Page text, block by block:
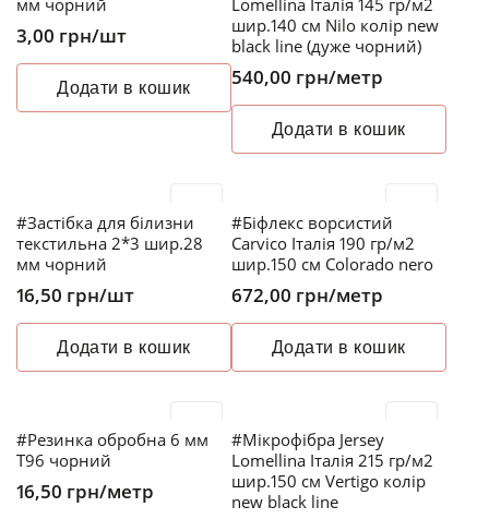
мм чорний
3,00 грн/шт
Додати в кошик
Lomellina Італія 145 гр/м2
шир.140 см Nilo колір new
black line (дуже чорний)
540,00 грн/метр
Додати в кошик
#Застібка для білизни
текстильна 2*3 шир.28
мм чорний
16,50 грн/шт
Додати в кошик
#Біфлекс ворсистий
Carvico Італія 190 гр/м2
шир.150 см Colorado nero
672,00 грн/метр
Додати в кошик
#Резинка обробна 6 мм
T96 чорний
16,50 грн/метр
#Мікрофібра Jersey
Lomellina Італія 215 гр/м2
шир.150 см Vertigo колір
new black line